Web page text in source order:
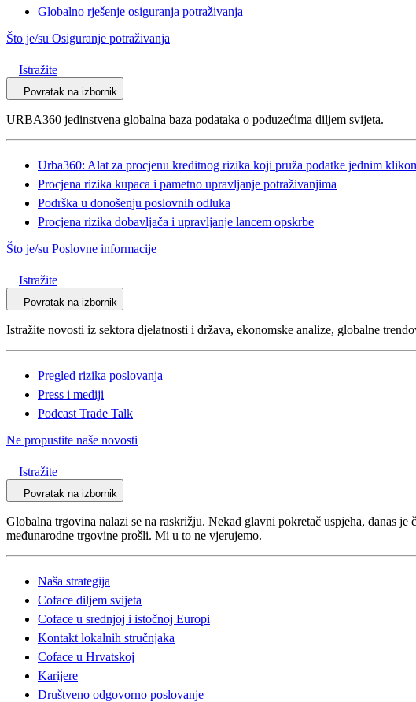
Globalno rješenje osiguranja potraživanja
Što je/su Osiguranje potraživanja
Istražite
Povratak na izbornik
URBA360 jedinstvena globalna baza podataka o poduzećima diljem svijeta.
Urba360: Alat za procjenu kreditnog rizika koji pruža podatke jednim
Procjena rizika kupaca i pametno upravljanje potraživanjima
Podrška u donošenju poslovnih odluka
Procjena rizika dobavljača i upravljanje lancem opskrbe
Što je/su Poslovne informacije
Istražite
Povratak na izbornik
Istražite novosti iz sektora djelatnosti i država, ekonomske analize, globalne
Pregled rizika poslovanja
Press i mediji
Podcast Trade Talk
Ne propustite naše novosti
Istražite
Povratak na izbornik
Globalna trgovina nalazi se na raskrižju. Nekad glavni pokretač uspjeha, danas
međunarodne trgovine prošli. Mi u to ne vjerujemo.
Naša strategija
Coface diljem svijeta
Coface u srednjoj i istočnoj Europi
Kontakt lokalnih stručnjaka
Coface u Hrvatskoj
Karijere
Društveno odgovorno poslovanje